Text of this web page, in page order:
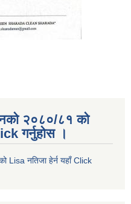
२०८०/८१ को
गर्नुहोस ।
Lisa नतिजा हेर्न यहाँ Click